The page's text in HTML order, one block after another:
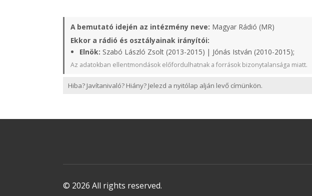
A bemutató idején az intézmény neve: Magyar Rádió (MR)
Ekkor a rádió és osztályainak irányítói:
Elnök: Szabó László Zsolt (2013-2015) | Jónás István (2010-2015);
Az adatokban ellentmondások előfordulhatnak a források bizonytalansága miatt.
Hiba? Javítanivaló? Hiány? Jelezd a nyitólap alján levő címünkön.
© 2026 All rights reserved.